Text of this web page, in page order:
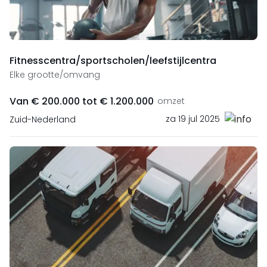
Fitnesscentra/sportscholen/leefstijlcentra
Elke grootte/omvang
Van € 200.000 tot € 1.200.000 omzet
Zuid-Nederland
za 19 jul 2025